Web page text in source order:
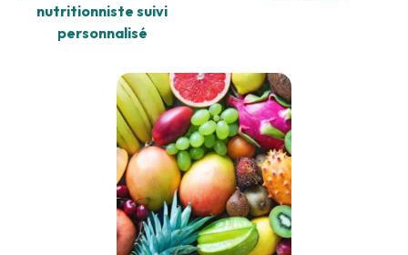
nutritionniste suivi
personnalisé